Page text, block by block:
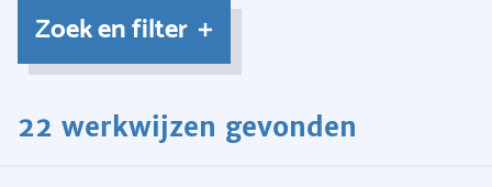
Zoek en filter
22 werkwijzen gevonden